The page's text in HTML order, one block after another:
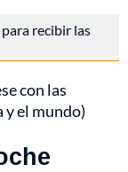
para recibir las
con las
el mundo)